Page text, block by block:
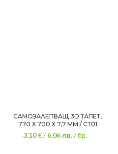
САМОЗАЛЕПВАЩ 3D ТАПЕТ,
770 Х 700 Х 7,7 ММ / СТ01
3.10 €/6.06лв./ бр.